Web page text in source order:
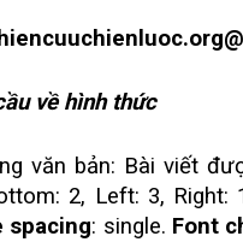
về hình thức
văn bản: Bài viết
2, Left: 3, Right:
spacing: single. Font